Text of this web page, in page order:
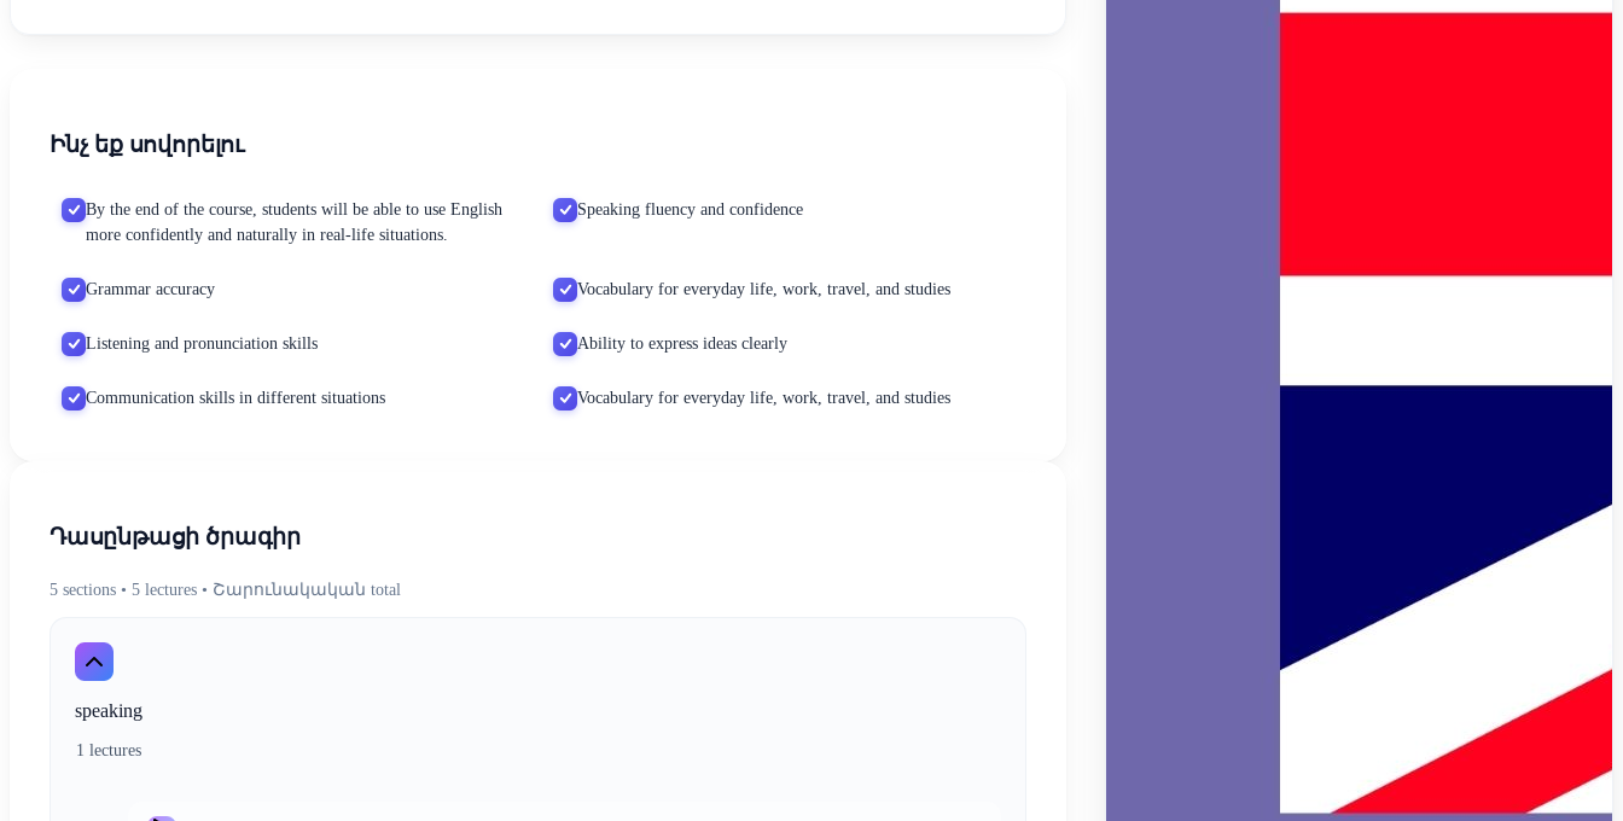
Ինչ եք սովորելու
By the end of the course, students will be able to use English
more confidently and naturally in real-life situations.
Speaking fluency and confidence
Grammar accuracy Vocabulary for everyday life, work, travel, and studies
Listening and pronunciation skills Ability to express ideas clearly
Communication skills in different situations Vocabulary for everyday life, work, travel, and studies
Դասընթացի ծրագիր
5 sections • 5 lectures • Շարունակական total
speaking
1 lectures